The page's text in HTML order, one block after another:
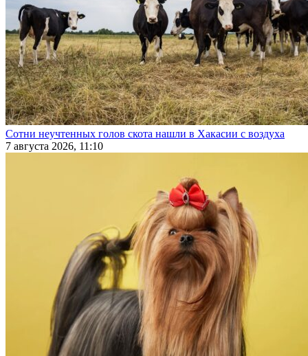
Сотни неучтенных голов скота нашли в Хакасии с воздуха
7 августа 2026, 11:10